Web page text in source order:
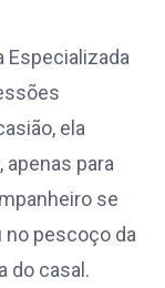
Especializada
ela
para
se
no pescoço da
do casal.